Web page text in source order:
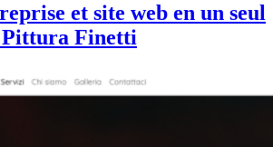
et site web en un seul
Pittura Finetti